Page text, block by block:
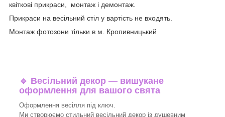
квіткові прикраси, монтаж і демонтаж.
Прикраси на весільний стіл у вартість не входять.
Монтаж фотозони тільки в м. Кропивницький
🔹 Весільний декор — вишукане
оформлення для вашого свята
Оформлення весілля під ключ.
Ми створюємо стильний весільний декор із душевним